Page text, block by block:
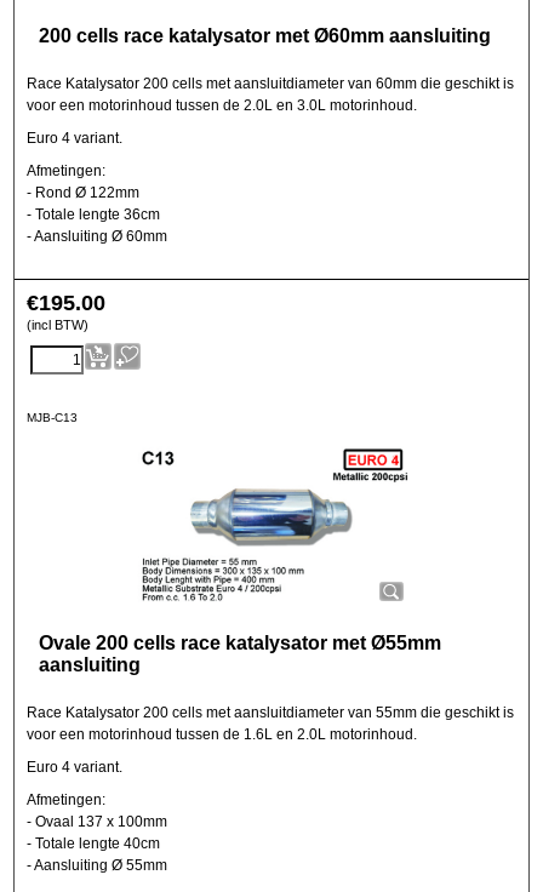
200 cells race katalysator met Ø60mm aansluiting
Race Katalysator 200 cells met aansluitdiameter van 60mm die geschikt is
voor een motorinhoud tussen de 2.0L en 3.0L motorinhoud.
Euro 4 variant.
Afmetingen:
- Rond Ø 122mm
- Totale lengte 36cm
- Aansluiting Ø 60mm
€195.00
(incl BTW)
MJB-C13
Ovale 200 cells race katalysator met Ø55mm
aansluiting
Race Katalysator 200 cells met aansluitdiameter van 55mm die geschikt is
voor een motorinhoud tussen de 1.6L en 2.0L motorinhoud.
Euro 4 variant.
Afmetingen:
- Ovaal 137 x 100mm
- Totale lengte 40cm
- Aansluiting Ø 55mm